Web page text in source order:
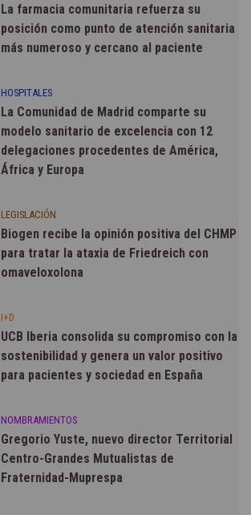
La farmacia comunitaria refuerza su
posición como punto de atención sanitaria
más numeroso y cercano al paciente
HOSPITALES
La Comunidad de Madrid comparte su
modelo sanitario de excelencia con 12
delegaciones procedentes de América,
África y Europa
LEGISLACIÓN
Biogen recibe la opinión positiva del CHMP
para tratar la ataxia de Friedreich con
omaveloxolona
I+D
UCB Iberia consolida su compromiso con la
sostenibilidad y genera un valor positivo
para pacientes y sociedad en España
NOMBRAMIENTOS
Gregorio Yuste, nuevo director Territorial
Centro-Grandes Mutualistas de
Fraternidad-Muprespa